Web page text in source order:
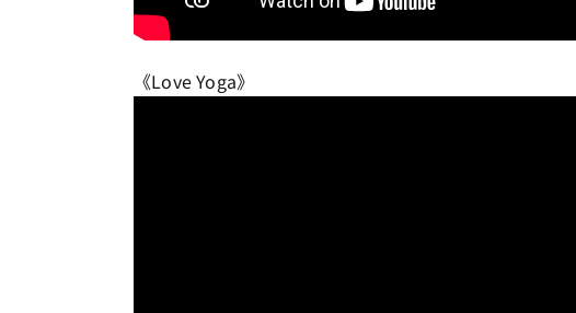
《Love Yoga》